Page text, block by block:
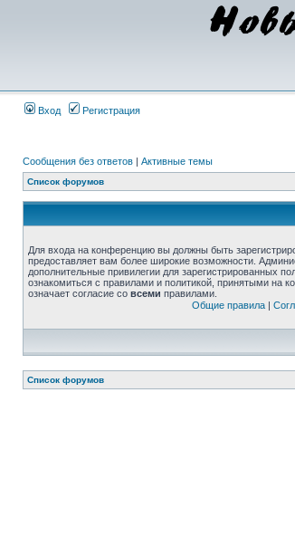
Вход Регистрация
Сообщения без ответов | Активные темы
Список форумов
Для входа на конференцию вы должны быть
предоставляет вам более широкие возможности.
дополнительные привилегии для зарегистрированных
ознакомиться с правилами и политикой, принятыми на
означает согласие со всеми правилами.
Общие правила|
Список форумов